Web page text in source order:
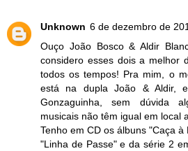
Unknown 6 de dezembro de
Ouço João Bosco & Aldir
considero esses dois a melhor
todos os tempos! Pra mim, o
está na dupla João & Aldir,
Gonzaguinha, sem dúvida
musicais não têm igual em local
Tenho em CD os álbuns "Caça à
"Linha de Passe" e da série 2